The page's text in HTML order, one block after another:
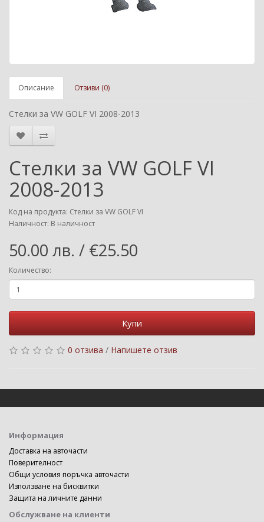
Описание Отзиви (0)
Стелки за VW GOLF VI 2008-2013
Стелки за VW GOLF VI
2008-2013
Код на продукта: Стелки за VW GOLF VI
Наличност: В наличност
50.00 лв. / €25.50
Количество:
Купи
0 отзива / Напишете отзив
Информация
Доставка на авточасти
Поверителност
Общи условия поръчка авточасти
Използване на бисквитки
Защита на личните данни
Обслужване на клиенти